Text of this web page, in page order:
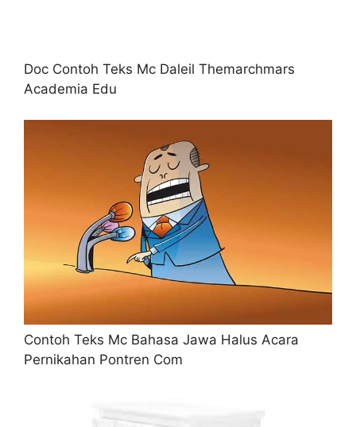
Doc Contoh Teks Mc Daleil Themarchmars
Academia Edu
Contoh Teks Mc Bahasa Jawa Halus Acara
Pernikahan Pontren Com